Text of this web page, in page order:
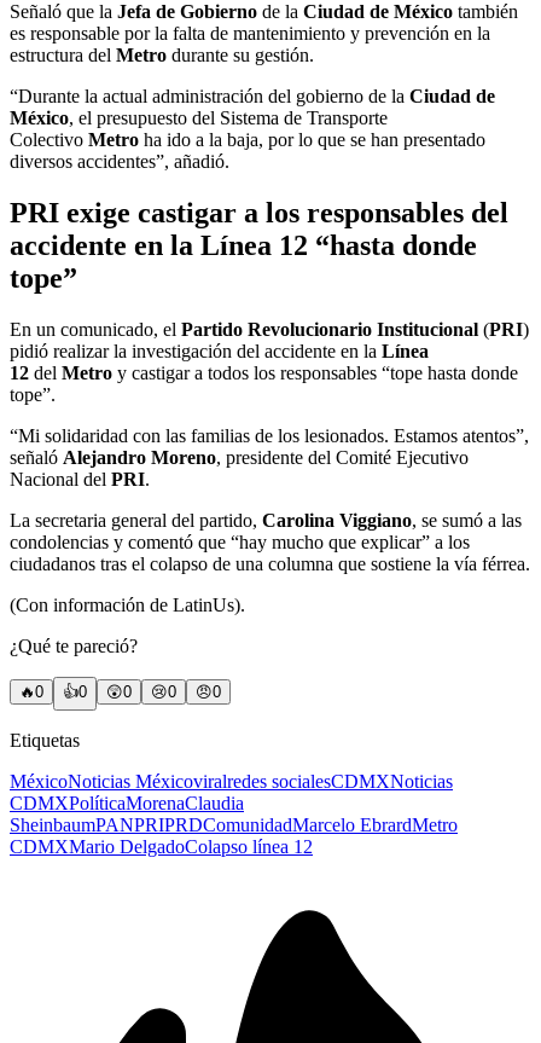
Señaló que la Jefa de Gobierno de la Ciudad de México también
es responsable por la falta de mantenimiento y prevención en la
estructura del Metro durante su gestión.
“Durante la actual administración del gobierno de la Ciudad de
México, el presupuesto del Sistema de Transporte
Colectivo Metro ha ido a la baja, por lo que se han presentado
diversos accidentes”, añadió.
PRI exige castigar a los responsables del
accidente en la Línea 12 “hasta donde
tope”
En un comunicado, el Partido Revolucionario Institucional (PRI)
pidió realizar la investigación del accidente en la Línea
12 del Metro y castigar a todos los responsables “tope hasta donde
tope”.
“Mi solidaridad con las familias de los lesionados. Estamos atentos”,
señaló Alejandro Moreno, presidente del Comité Ejecutivo
Nacional del PRI.
La secretaria general del partido, Carolina Viggiano, se sumó a las
condolencias y comentó que “hay mucho que explicar” a los
ciudadanos tras el colapso de una columna que sostiene la vía férrea.
(Con información de LatinUs).
¿Qué te pareció?
🔥0 👍0 😲0 😢0 😠0
Etiquetas
MéxicoNoticias Méxicoviralredes socialesCDMXNoticias
CDMXPolíticaMorenaClaudia
SheinbaumPANPRIPRDComunidadMarcelo EbrardMetro
CDMXMario DelgadoColapso línea 12